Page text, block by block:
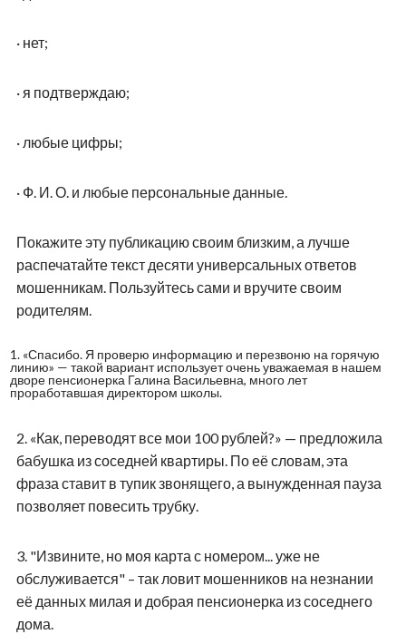
· нет;
· я подтверждаю;
· любые цифры;
· Ф. И. О. и любые персональные данные.
Покажите эту публикацию своим близким, а лучше
распечатайте текст десяти универсальных ответов
мошенникам. Пользуйтесь сами и вручите своим
родителям.
1. «Спасибо. Я проверю информацию и перезвоню на горячую
линию» — такой вариант использует очень уважаемая в нашем
дворе пенсионерка Галина Васильевна, много лет
проработавшая директором школы.
2. «Как, переводят все мои 100 рублей?» — предложила
бабушка из соседней квартиры. По её словам, эта
фраза ставит в тупик звонящего, а вынужденная пауза
позволяет повесить трубку.
3. "Извините, но моя карта с номером... уже не
обслуживается" – так ловит мошенников на незнании
её данных милая и добрая пенсионерка из соседнего
дома.